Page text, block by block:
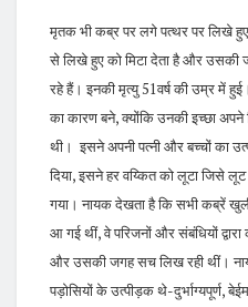
मृतक भी कब्र पर लगे पत्थर पर लिखे
से लिखे हुए को मिटा देता है और उसकी
रहे हैं। इनकी मृत्यु 51वर्ष की उम्र में
का कारण बने, क्योंकि उनकी इच्छा अपने
थी। इसने अपनी पत्नी और बच्चों का
दिया, इसने हर वय्कित को लूटा जिसे
गया। नायक देखता है कि सभी कब्रें
आ गई थीं, वे परिजनों और संबंधियों
और उसकी जगह सच लिख रही थीं।
पड़ोसियों के उत्पीड़क थे-दुर्भाग्यपूर्ण,